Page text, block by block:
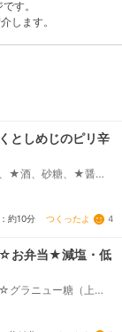
す。
します。
としめじのピリ辛
、★酒、砂糖、★醤
り唐辛子
約10分 つくったよ 4
☆お弁当★減塩・低
グラニュー糖（上白
うゆ（醤油）、い